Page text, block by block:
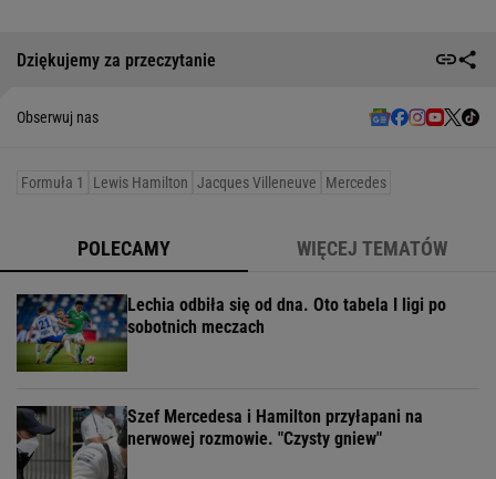
Dziękujemy za przeczytanie
Obserwuj nas
Formuła 1 Lewis Hamilton Jacques Villeneuve Mercedes
POLECAMY WIĘCEJ TEMATÓW
Lechia odbiła się od dna. Oto tabela I ligi po
sobotnich meczach
Szef Mercedesa i Hamilton przyłapani na
nerwowej rozmowie. "Czysty gniew"